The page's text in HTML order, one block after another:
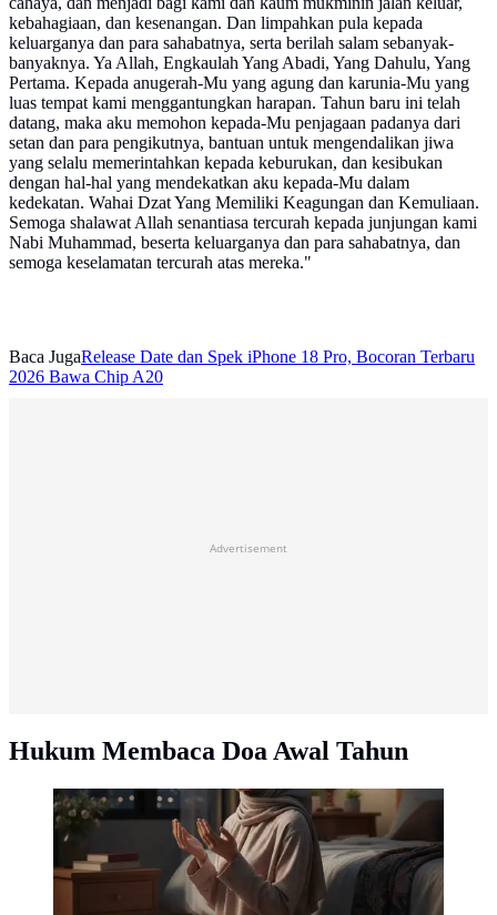
kebahagiaan, dan kesenangan. Dan limpahkan pula kepada
keluarganya dan para sahabatnya, serta berilah salam sebanyak-
banyaknya. Ya Allah, Engkaulah Yang Abadi, Yang Dahulu, Yang
Pertama. Kepada anugerah-Mu yang agung dan karunia-Mu yang
luas tempat kami menggantungkan harapan. Tahun baru ini telah
datang, maka aku memohon kepada-Mu penjagaan padanya dari
setan dan para pengikutnya, bantuan untuk mengendalikan jiwa
yang selalu memerintahkan kepada keburukan, dan kesibukan
dengan hal-hal yang mendekatkan aku kepada-Mu dalam
kedekatan. Wahai Dzat Yang Memiliki Keagungan dan Kemuliaan.
Semoga shalawat Allah senantiasa tercurah kepada junjungan kami
Nabi Muhammad, beserta keluarganya dan para sahabatnya, dan
semoga keselamatan tercurah atas mereka."
Baca JugaRelease Date dan Spek iPhone 18 Pro, Bocoran Terbaru
2026 Bawa Chip A20
Advertisement
Hukum Membaca Doa Awal Tahun